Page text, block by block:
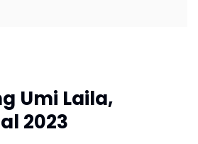
Umi Laila,
2023